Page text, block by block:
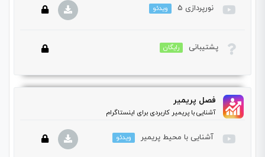
این بخش خصوصی می باشد. برای دسترسی کامل به دروس این
نورپردازی 5 ویدئو
این بخش خصوصی می باشد. برای دسترسی کامل به دروس این
پشتیبانی رایگان
این بخش خصوصی می باشد. برای دسترسی کامل به دروس این
دوره باید این دوره را خریداری نمایید.
فصل پریمیر
آشنایی با پریمیر کاربردی برای اینستاگرام
آشنایی با محیط پریمیر ویدئو